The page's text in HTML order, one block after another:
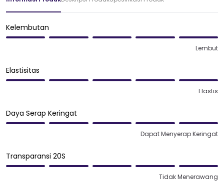
Kelembutan
Lembut
Elastisitas
Elastis
Daya Serap Keringat
Dapat Menyerap Keringat
Transparansi 20S
Tidak Menerawang